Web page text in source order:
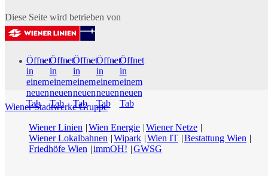
Diese Seite wird betrieben von
Öffnet
in
einem
neuen
Tab
Öffnet
in
einem
neuen
Tab
Öffnet
in
einem
neuen
Tab
Öffnet
in
einem
neuen
Tab
Öffnet
in
einem
neuen
Tab
Wiener Stadtwerke Gruppe
Wiener Linien
Wien Energie Wiener Netze
Wiener Lokalbahnen
Wipark Wien IT Bestattung Wien
Friedhöfe Wien
immOH! GWSG